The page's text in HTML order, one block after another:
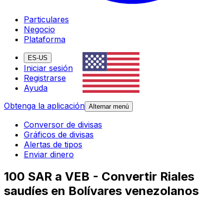
Particulares
Negocio
Plataforma
ES-US
Iniciar sesión
Registrarse
Ayuda
Obtenga la aplicación Alternar menú
Conversor de divisas
Gráficos de divisas
Alertas de tipos
Enviar dinero
100 SAR a VEB - Convertir Riales
saudíes en Bolívares venezolanos